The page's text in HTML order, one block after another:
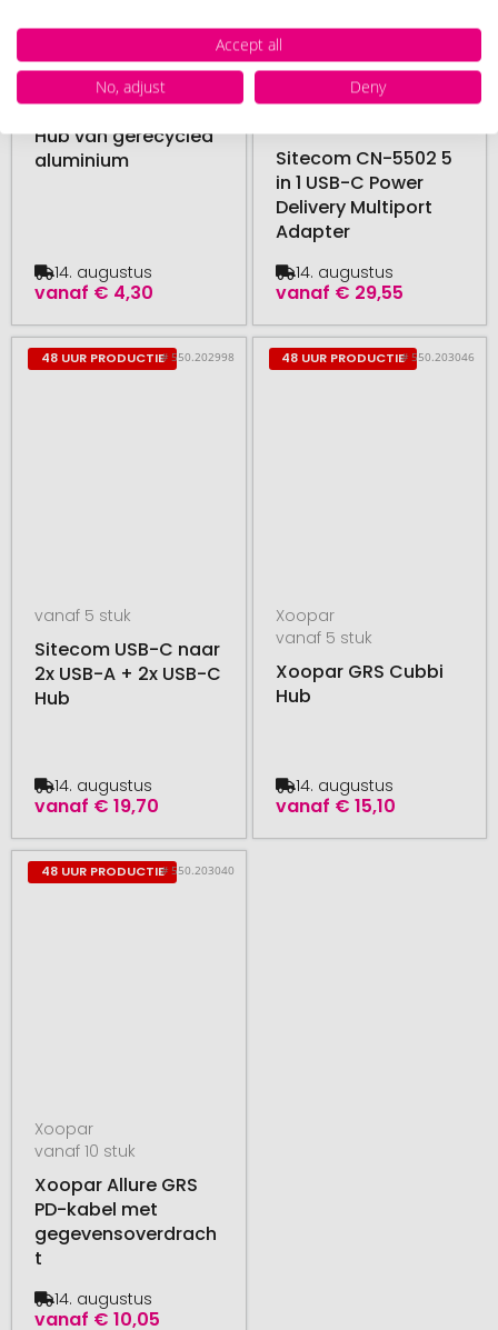
vanaf 15 stuk
Hub van gerecycled
aluminium
vanaf € 4,30
14. augustus
Sitecom
Sitecom CN-5502 5
in 1 USB-C Power
Delivery Multiport
Adapter
vanaf € 29,55
14. augustus
48 UUR PRODUCTIE# 550.202998
vanaf 5 stuk
Sitecom USB-C naar
2x USB-A + 2x USB-C
Hub
vanaf € 19,70
14. augustus
48 UUR PRODUCTIE# 550.203046
Xoopar
vanaf 5 stuk
Xoopar GRS Cubbi
Hub
vanaf € 15,10
14. augustus
48 UUR PRODUCTIE# 550.203040
Xoopar
vanaf 10 stuk
Xoopar Allure GRS
PD-kabel met
gegevensoverdrach
t
vanaf € 10,05
14. augustus
Accept all
No, adjust
Deny